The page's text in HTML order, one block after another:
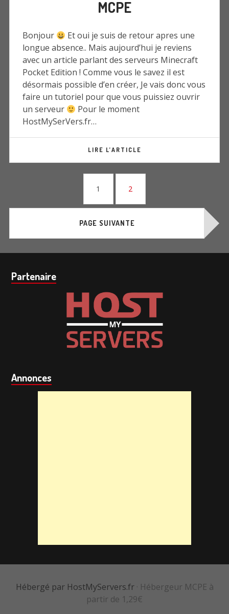
MCPE
Bonjour
Et oui je suis de retour apres une
longue absence.. Mais aujourd’hui je reviens
avec un article parlant des serveurs Minecraft
Pocket Edition ! Comme vous le savez il est
désormais possible d’en créer, Je vais donc vous
faire un tutoriel pour que vous puissiez ouvrir
un serveur
Pour le moment
HostMySerVers.fr…
LIRE L’ARTICLE
PAGE
1 PAGE
2
PAGE SUIVANTE
Barre
subsidiaire
Partenaire
Annonces
Hébergé par HostMyServers.fr · Hébergeur MCPE à
partir de 1,29€